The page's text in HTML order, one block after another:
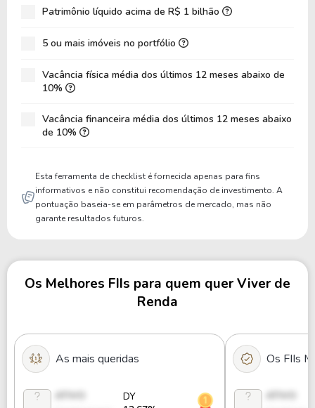
Patrimônio líquido acima de R$ 1 bilhão
5 ou mais imóveis no portfólio
Vacância física média dos últimos 12 meses abaixo de
10%
Vacância financeira média dos últimos 12 meses abaixo
de 10%
Esta ferramenta de checklist é fornecida apenas para fins
informativos e não constitui recomendação de investimento. A
pontuação baseia-se em parâmetros de mercado, mas não
garante resultados futuros.
Os Melhores FIIs para quem quer Viver de
Renda
As mais queridas
DY
Os FIIs